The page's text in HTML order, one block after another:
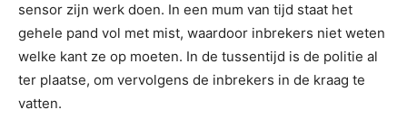
sensor zijn werk doen. In een mum van tijd staat het
gehele pand vol met mist, waardoor inbrekers niet weten
welke kant ze op moeten. In de tussentijd is de politie al
ter plaatse, om vervolgens de inbrekers in de kraag te
vatten.